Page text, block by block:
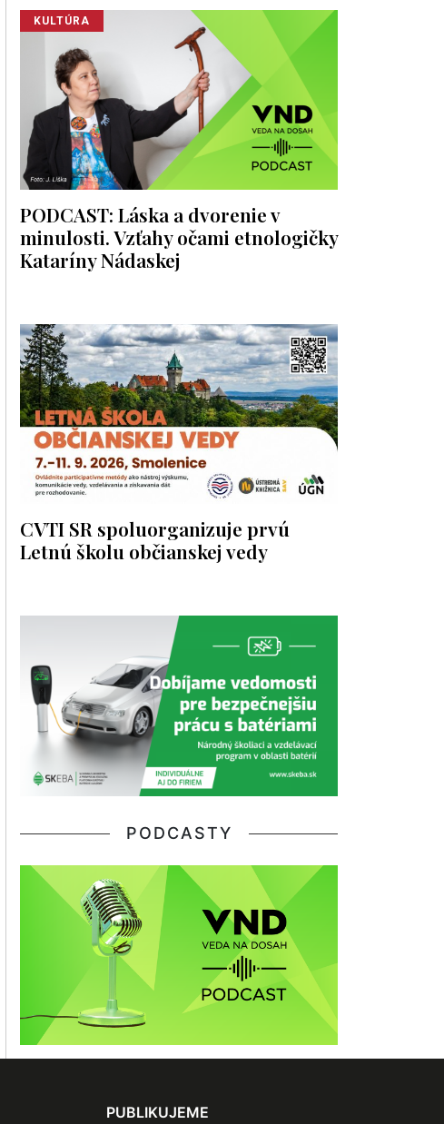
KULTÚRA
PODCAST: Láska a dvorenie v
minulosti. Vzťahy očami etnologičky
Kataríny Nádaskej
CVTI SR spoluorganizuje prvú
Letnú školu občianskej vedy
PODCASTY
PUBLIKUJEME